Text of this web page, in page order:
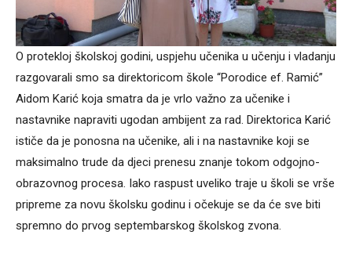
O protekloj školskoj godini, uspjehu učenika u učenju i vladanju
razgovarali smo sa direktoricom škole “Porodice ef. Ramić”
Aidom Karić koja smatra da je vrlo važno za učenike i
nastavnike napraviti ugodan ambijent za rad. Direktorica Karić
ističe da je ponosna na učenike, ali i na nastavnike koji se
maksimalno trude da djeci prenesu znanje tokom odgojno-
obrazovnog procesa. Iako raspust uveliko traje u školi se vrše
pripreme za novu školsku godinu i očekuje se da će sve biti
spremno do prvog septembarskog školskog zvona.